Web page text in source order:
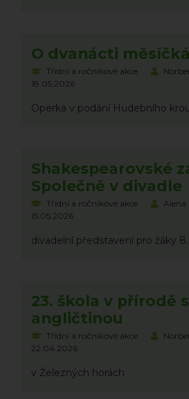
O dvanácti
Třídní a ročníkové akce
18.05.2026
Operka v podání Hudebního
Shakespearovské
Společně v divadle
Třídní a ročníkové akce
Alena
15.05.2026
divadelní představení pro žáky
23. škola v přírodě s
angličtinou
Třídní a ročníkové akce
22.04.2026
v Železných horách